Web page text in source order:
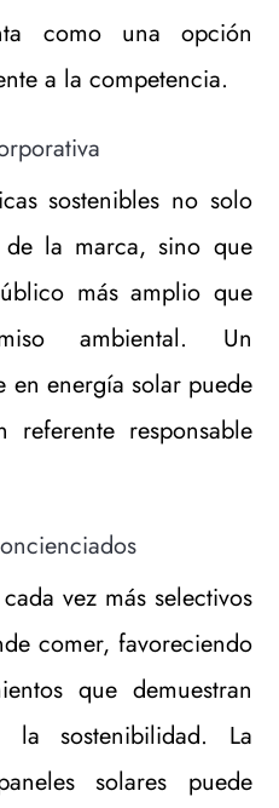
como una opción
a la competencia.
sostenibles no solo
la marca, sino que
más amplio que
ambiental. Un
en energía solar puede
referente responsable
vez más selectivos
comer, favoreciendo
que demuestran
sostenibilidad. La
solares puede